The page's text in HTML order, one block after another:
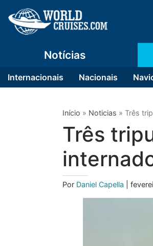
Notícias
Internacionais Nacionais
Início » Noticias » Três
Três
Por Daniel Capella |